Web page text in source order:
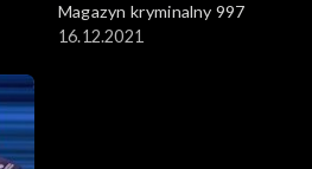
Magazyn kryminalny 997
16.12.2021